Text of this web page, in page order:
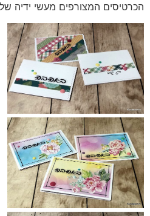
הכרטיסים המצורפים מעשי ידיה